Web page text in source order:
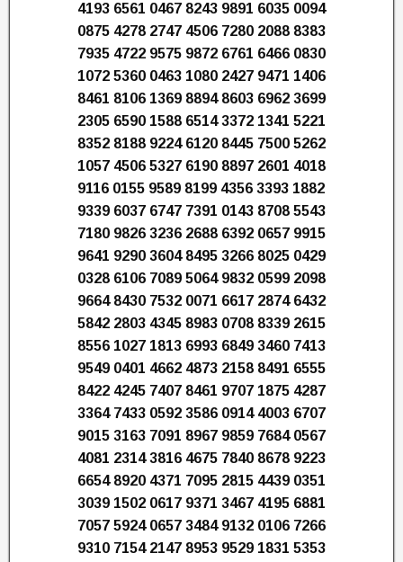
4193 6561 0467 8243 9891 6035 0094
0875 4278 2747 4506 7280 2088 8383
7935 4722 9575 9872 6761 6466 0830
1072 5360 0463 1080 2427 9471 1406
8461 8106 1369 8894 8603 6962 3699
2305 6590 1588 6514 3372 1341 5221
8352 8188 9224 6120 8445 7500 5262
1057 4506 5327 6190 8897 2601 4018
9116 0155 9589 8199 4356 3393 1882
9339 6037 6747 7391 0143 8708 5543
7180 9826 3236 2688 6392 0657 9915
9641 9290 3604 8495 3266 8025 0429
0328 6106 7089 5064 9832 0599 2098
9664 8430 7532 0071 6617 2874 6432
5842 2803 4345 8983 0708 8339 2615
8556 1027 1813 6993 6849 3460 7413
9549 0401 4662 4873 2158 8491 6555
8422 4245 7407 8461 9707 1875 4287
3364 7433 0592 3586 0914 4003 6707
9015 3163 7091 8967 9859 7684 0567
4081 2314 3816 4675 7840 8678 9223
6654 8920 4371 7095 2815 4439 0351
3039 1502 0617 9371 3467 4195 6881
7057 5924 0657 3484 9132 0106 7266
9310 7154 2147 8953 9529 1831 5353